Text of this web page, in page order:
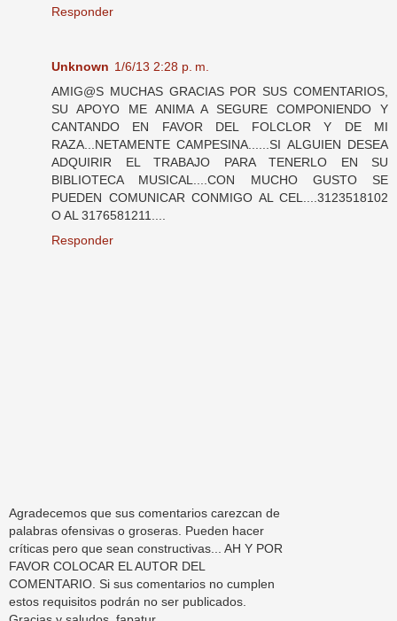
Responder
Unknown 1/6/13 2:28 p. m.
AMIG@S MUCHAS GRACIAS POR SUS COMENTARIOS,
SU APOYO ME ANIMA A SEGURE COMPONIENDO Y
CANTANDO EN FAVOR DEL FOLCLOR Y DE MI
RAZA...NETAMENTE CAMPESINA......SI ALGUIEN DESEA
ADQUIRIR EL TRABAJO PARA TENERLO EN SU
BIBLIOTECA MUSICAL....CON MUCHO GUSTO SE
PUEDEN COMUNICAR CONMIGO AL CEL....3123518102
O AL 3176581211....
Responder
Agradecemos que sus comentarios carezcan de
palabras ofensivas o groseras. Pueden hacer
críticas pero que sean constructivas... AH Y POR
FAVOR COLOCAR EL AUTOR DEL
COMENTARIO. Si sus comentarios no cumplen
estos requisitos podrán no ser publicados.